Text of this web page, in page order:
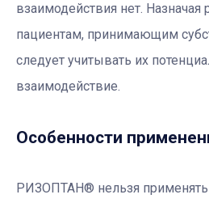
взаимодействия нет. Назначая
пациентам, принимающим
следует учитывать их
взаимодействие.
Особенности
РИЗОПТАН® нельзя применять